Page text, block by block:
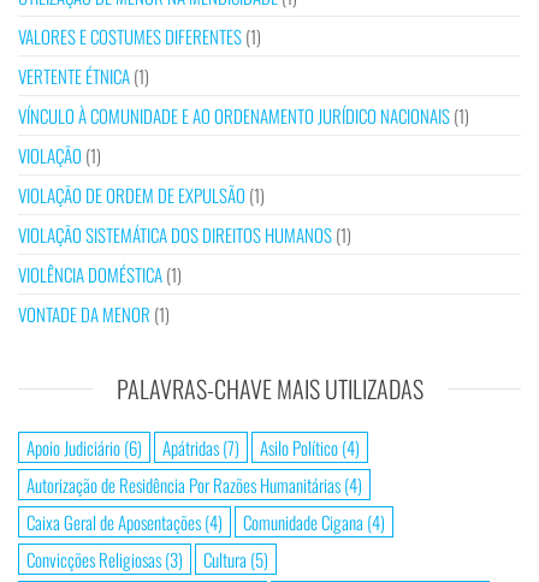
VALORES E COSTUMES DIFERENTES(1)
VERTENTE ÉTNICA(1)
VÍNCULO À COMUNIDADE E AO ORDENAMENTO JURÍDICO NACIONAIS(1)
VIOLAÇÃO (1)
VIOLAÇÃO DE ORDEM DE EXPULSÃO (1)
VIOLAÇÃO SISTEMÁTICA DOS DIREITOS HUMANOS(1)
VIOLÊNCIA DOMÉSTICA(1)
VONTADE DA MENOR (1)
PALAVRAS-CHAVE MAIS UTILIZADAS
Apoio Judiciário(6) Apátridas(7) Asilo Político(4)
Autorização de Residência Por Razões Humanitárias(4)
Caixa Geral de Aposentações(4) Comunidade Cigana (4)
Convicções Religiosas(3) Cultura (5)